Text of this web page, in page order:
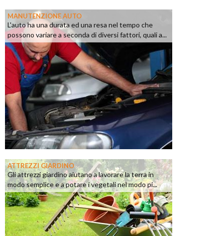
MANUTENZIONE AUTO
L'auto ha una durata ed una resa nel tempo che
possono variare a seconda di diversi fattori, quali a...
ATTREZZI GIARDINO
Gli attrezzi giardino aiutano a lavorare la terra in
modo semplice e a potare i vegetali nel modo pi...